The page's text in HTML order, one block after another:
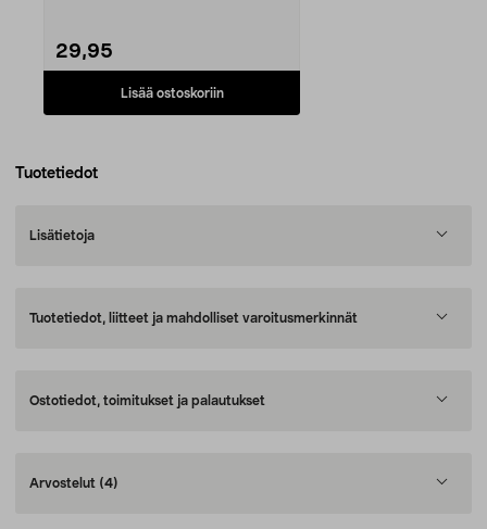
29,95
Lisää ostoskoriin
Tuotetiedot
Lisätietoja
Tuotetiedot, liitteet ja mahdolliset varoitusmerkinnät
Ostotiedot, toimitukset ja palautukset
Arvostelut (4)